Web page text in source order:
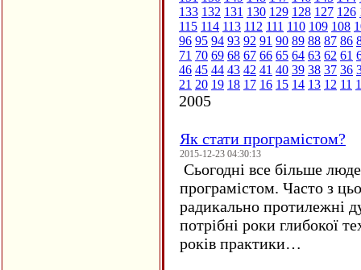
133 132 131 130 129 128 127 126
115 114 113 112 111 110 109 108
96 95 94 93 92 91 90 89 88 87 86
71 70 69 68 67 66 65 64 63 62 61
46 45 44 43 42 41 40 39 38 37 36
21 20 19 18 17 16 15 14 13 12 11
2005
Як стати програмістом?
2015-12-23 04:30:13
Сьогодні все більше
програмістом. Часто з
радикально протилежні
потрібні роки глибокої
років практики…